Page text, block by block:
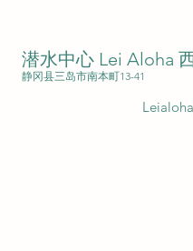
潜水中心 Lei Aloha
静冈县三岛市南本町13-41